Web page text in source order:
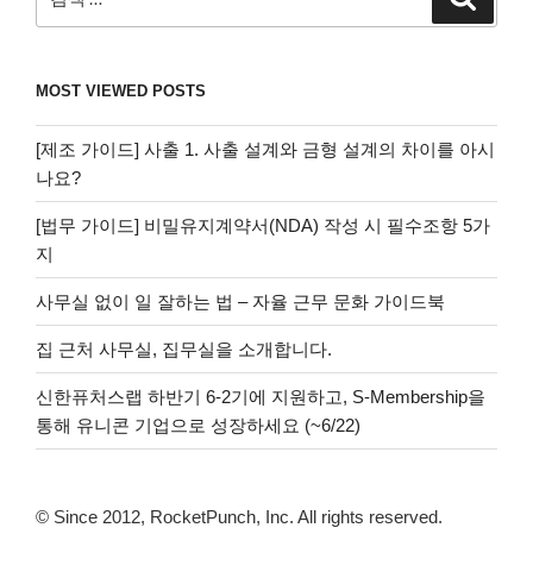
색:
MOST VIEWED POSTS
[제조 가이드] 사출 1. 사출 설계와 금형 설계의 차이를 아시
나요?
[법무 가이드] 비밀유지계약서(NDA) 작성 시 필수조항 5가
지
사무실 없이 일 잘하는 법 – 자율 근무 문화 가이드북
집 근처 사무실, 집무실을 소개합니다.
신한퓨처스랩 하반기 6-2기에 지원하고, S-Membership을
통해 유니콘 기업으로 성장하세요 (~6/22)
© Since 2012, RocketPunch, Inc. All rights reserved.